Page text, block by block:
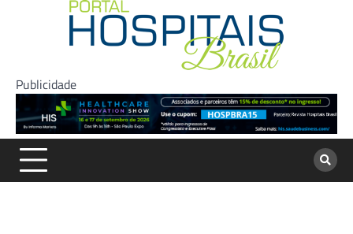
Publicidade